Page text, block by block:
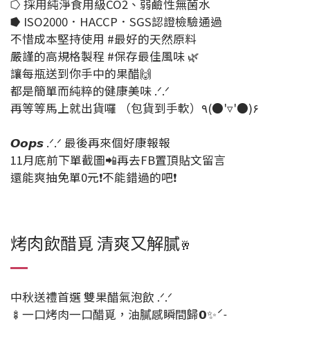
⭔ 採用純淨食用級CO2、弱鹼性無菌水
⭓ ISO2000．HACCP．SGS認證檢驗通過
不惜成本堅持使用 #最好的天然原料
嚴謹的高規格製程 #保存最佳風味 🌿
讓每瓶送到你手中的果醋🙌
都是簡單而純粹的健康美味 .ᐟ.ᐟ
再等等馬上就出貨囉 （包貨到手軟）٩(●'▿'●)۶
𝙊𝙤𝙥𝙨 .ᐟ.ᐟ 最後再來個好康報報
11月底前下單截圖📲再去FB置頂貼文留言
還能爽抽免單0元❗不能錯過的吧❗
烤肉飲醋覓 清爽又解膩🥂
中秋送禮首選 雙果醋氣泡飲 .ᐟ.ᐟ
🍢一口烤肉一口醋覓，油膩感瞬間歸𝟬✨ˊ˗